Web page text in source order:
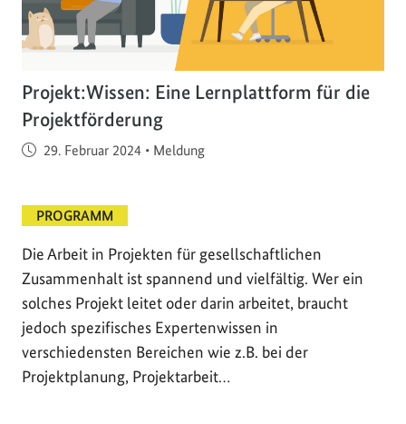
Projekt:Wissen: Eine Lernplattform für die
Projektförderung
Veröffentlicht am
29. Februar 2024 • Meldung
PROGRAMM
Die Arbeit in Projekten für gesellschaftlichen
Zusammenhalt ist spannend und vielfältig. Wer ein
solches Projekt leitet oder darin arbeitet, braucht
jedoch spezifisches Expertenwissen in
verschiedensten Bereichen wie z.B. bei der
Projektplanung, Projektarbeit…